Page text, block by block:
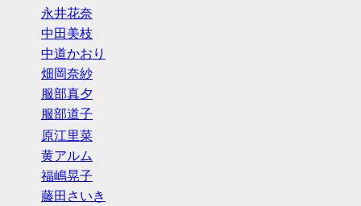
永井花奈
中田美枝
中道かおり
畑岡奈紗
服部真夕
服部道子
原江里菜
黄アルム
福嶋晃子
藤田さいき